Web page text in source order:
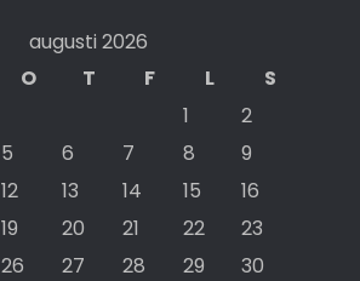
augusti 2026
O T F L
S
1
2
5 6 7 8
9
12 13 14 15
16
19 20 21 22
23
26 27 28 29
30